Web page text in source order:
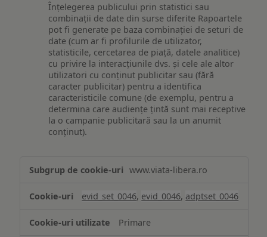
Înțelegerea publicului prin statistici sau
combinații de date din surse diferite Rapoartele
pot fi generate pe baza combinației de seturi de
date (cum ar fi profilurile de utilizator,
statisticile, cercetarea de piață, datele analitice)
cu privire la interacțiunile dvs. și cele ale altor
utilizatori cu conținut publicitar sau (fără
caracter publicitar) pentru a identifica
caracteristicile comune (de exemplu, pentru a
determina care audiențe țintă sunt mai receptive
la o campanie publicitară sau la un anumit
conținut).
www.viata-libera.ro
evid_set_0046, evid_0046, adptset_0046
Primare